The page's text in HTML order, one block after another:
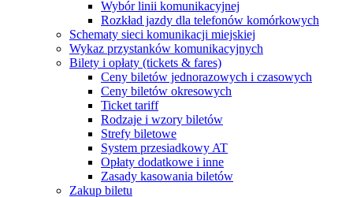
Wybór linii komunikacyjnej
Rozkład jazdy dla telefonów komórkowych
Schematy sieci komunikacji miejskiej
Wykaz przystanków komunikacyjnych
Bilety i opłaty (tickets & fares)
Ceny biletów jednorazowych i czasowych
Ceny biletów okresowych
Ticket tariff
Rodzaje i wzory biletów
Strefy biletowe
System przesiadkowy AT
Opłaty dodatkowe i inne
Zasady kasowania biletów
Zakup biletu